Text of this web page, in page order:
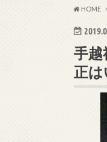
HOME
手越
正は